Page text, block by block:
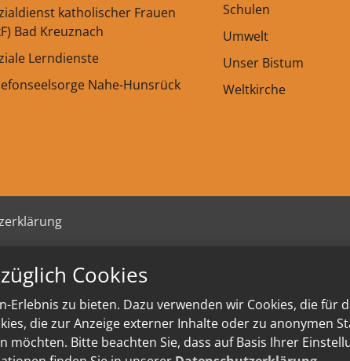
Cookies
Erlebnis zu bieten. Dazu verwenden wir Cookies, die
die zur Anzeige externer Inhalte oder zu anonymen
möchten. Bitte beachten Sie, dass auf Basis Ihrer
katholischer Frauen
Bad Kreuznach
Lerndienste
Nahe-Hunsrück
Schulen
Umwelt
Unser Bistum
Weltkirche